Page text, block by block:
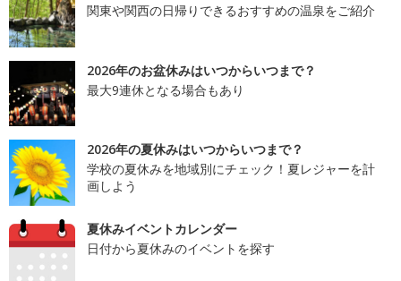
関東や関西の日帰りできるおすすめの温泉をご紹介
2026年のお盆休みはいつからいつまで？
最大9連休となる場合もあり
2026年の夏休みはいつからいつまで？
学校の夏休みを地域別にチェック！夏レジャーを計
画しよう
夏休みイベントカレンダー
日付から夏休みのイベントを探す